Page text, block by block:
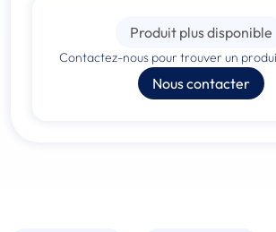
Produit plus disponible
Contactez-nous pour trouver un
Nous contacter